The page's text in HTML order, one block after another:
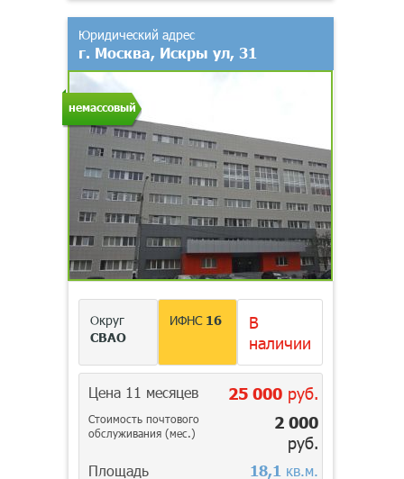
немассовый
Юридический адрес
г. Москва, Искры ул, 31
Округ
СВАО
ИФНС 16
В
наличии
Цена 11 месяцев 25 000руб.
Стоимость почтового
обслуживания (мес.)
2 000
руб.
Площадь 18,1 кв.м.